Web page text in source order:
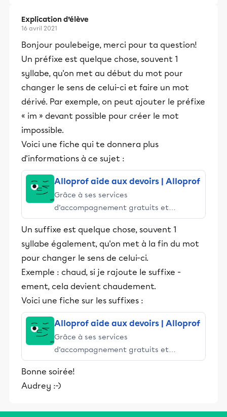
Explication d’élève
16 avril 2021
Bonjour poulebeige, merci pour ta question!
Un préfixe est quelque chose, souvent 1
syllabe, qu'on met au début du mot pour
changer le sens de celui-ci et faire un mot
dérivé. Par exemple, on peut ajouter le préfixe
« im » devant possible pour créer le mot
impossible.
Voici une fiche qui te donnera plus
d'informations à ce sujet :
Alloprof aide aux devoirs | Alloprof
Grâce à ses services
d’accompagnement gratuits et
stimulants, Alloprof engage les élèves
et leurs parents dans la réussite
éducative.
Un suffixe est quelque chose, souvent 1
syllabe également, qu'on met à la fin du mot
pour changer le sens de celui-ci.
Exemple : chaud, si je rajoute le suffixe -
ement, cela devient chaudement.
Voici une fiche sur les suffixes :
Alloprof aide aux devoirs | Alloprof
Grâce à ses services
d’accompagnement gratuits et
stimulants, Alloprof engage les élèves
et leurs parents dans la réussite
éducative.
Bonne soirée!
Audrey :-)